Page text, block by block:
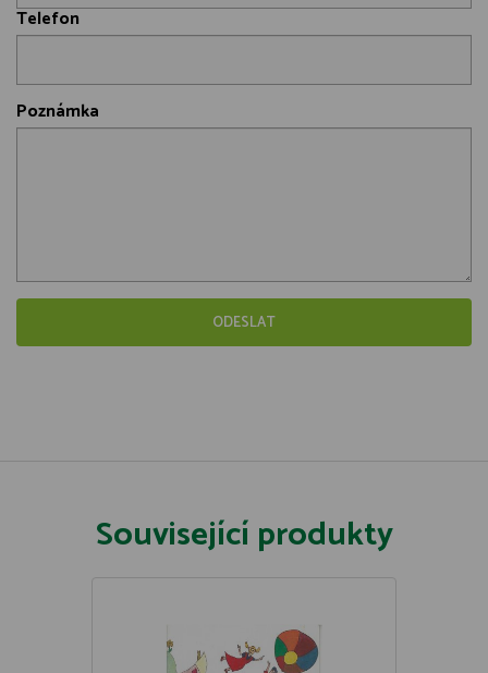
Telefon
Poznámka
Související produkty